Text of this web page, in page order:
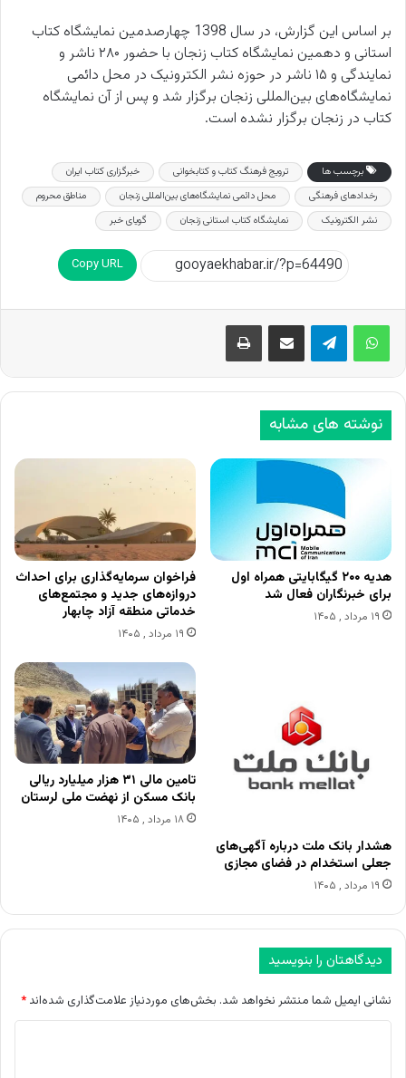
بر اساس این گزارش، در سال 1398 چهارصدمین نمایشگاه کتاب
استانی و دهمین نمایشگاه کتاب زنجان با حضور ۲۸۰ ناشر و
نمایندگی و ۱۵ ناشر در حوزه نشر الکترونیک در محل دائمی
نمایشگاه‌های بین‌المللی زنجان برگزار شد و پس از آن نمایشگاه
کتاب در زنجان برگزار نشده است.
برچسب ها ترویج فرهنگ کتاب و کتابخوانی
خبرگزاری کتاب ایران
رخدادهای فرهنگی
محل دائمی نمایشگاه‌های بین‌المللی زنجان
مناطق محروم
نشر الکترونیک
نمایشگاه کتاب استانی زنجان گویای خبر
Copy URL
اشتراک گذاری از طریق ایمیل چاپ
نوشته های مشابه
هدیه ۲۰۰ گیگابایتی همراه اول
برای خبرنگاران فعال شد
۱۹ مرداد , ۱۴۰۵
فراخوان سرمایه‌گذاری برای احداث
دروازه‌های جدید و مجتمع‌های
خدماتی منطقه آزاد چابهار
۱۹ مرداد , ۱۴۰۵
هشدار بانک ملت درباره آگهی‌های
جعلی استخدام در فضای مجازی
۱۹ مرداد , ۱۴۰۵
تامین مالی ۳۱ هزار میلیارد ریالی
بانک مسکن از نهضت ملی لرستان
۱۸ مرداد , ۱۴۰۵
دیدگاهتان را بنویسید
نشانی ایمیل شما منتشر نخواهد شد. بخش‌های موردنیاز علامت‌گذاری شده‌اند *